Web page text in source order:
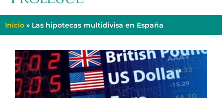
Inicio » Las hipotecas multidivisa en España